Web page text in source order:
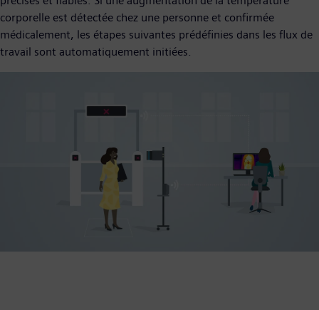
corporelle est détectée chez une personne et confirmée
médicalement, les étapes suivantes prédéfinies dans les flux de
travail sont automatiquement initiées.